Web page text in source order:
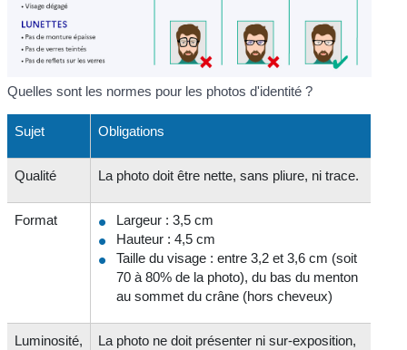
Quelles sont les normes pour les photos d'identité ?
Sujet Obligations
Qualité La photo doit être nette, sans pliure, ni trace.
Format
Largeur : 3,5 cm
Hauteur : 4,5 cm
Taille du visage : entre 3,2 et 3,6 cm (soit
70 à 80% de la photo), du bas du menton
au sommet du crâne (hors cheveux)
Luminosité,
La photo ne doit présenter ni sur-exposition,